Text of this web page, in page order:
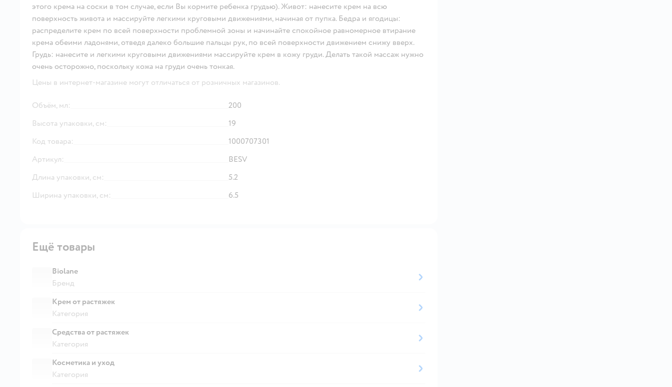
этого крема на соски в том случае, если Вы кормите ребенка грудью). Живот: нанесите крем на всю
поверхность живота и массируйте легкими круговыми движениями, начиная от пупка. Бедра и ягодицы:
распределите крем по всей поверхности проблемной зоны и начинайте спокойное равномерное втирание
крема обеими ладонями, отведя далеко большие пальцы рук, по всей поверхности движением снижу вверх.
Грудь: нанесите и легкими круговыми движениями массируйте крем в кожу груди. Делать такой массаж нужно
очень осторожно, поскольку кожа на груди очень тонкая.
Цены в интернет-магазине могут отличаться от розничных магазинов.
Объём, мл:
200
Высота упаковки, см:
19
Код товара:
1000707301
Артикул:
BESV
Длина упаковки, см:
5.2
Ширина упаковки, см:
6.5
Ещё товары
Biolane
Бренд
Крем от растяжек
Категория
Средства от растяжек
Категория
Косметика и уход
Категория